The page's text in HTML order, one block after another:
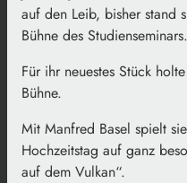
auf den Leib, bisher stand
Bühne des Studienseminars.
Für ihr neuestes Stück
Bühne.
Mit Manfred Basel spielt
Hochzeitstag auf ganz
auf dem Vulkan“.